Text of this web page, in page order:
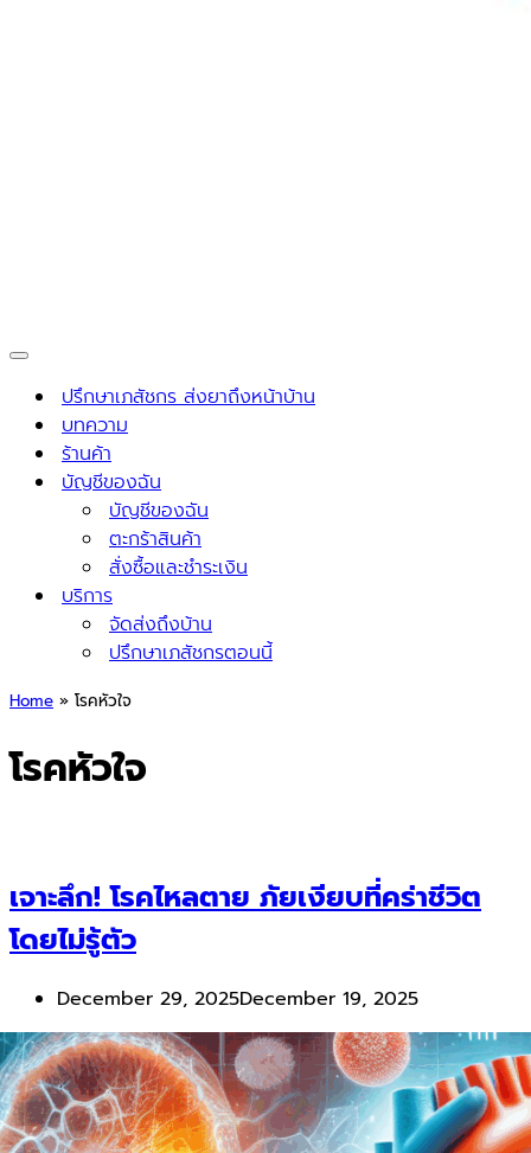
Navigation
Menu ปรึกษาเภสัชกร ส่งยาถึงหน้าบ้าน
บทความ
ร้านค้า
บัญชีของฉัน
บัญชีของฉัน
ตะกร้าสินค้า
สั่งซื้อและชำระเงิน
บริการ
จัดส่งถึงบ้าน
ปรึกษาเภสัชกรตอนนี้
Home » โรคหัวใจ
โรคหัวใจ
เจาะลึก! โรคไหลตาย ภัยเงียบที่คร่าชีวิต
โดยไม่รู้ตัว
December 29, 2025December 19, 2025